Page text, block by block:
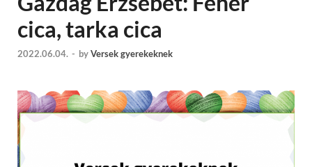
cica, tarka cica
2022.06.04. - byVersek gyerekeknek